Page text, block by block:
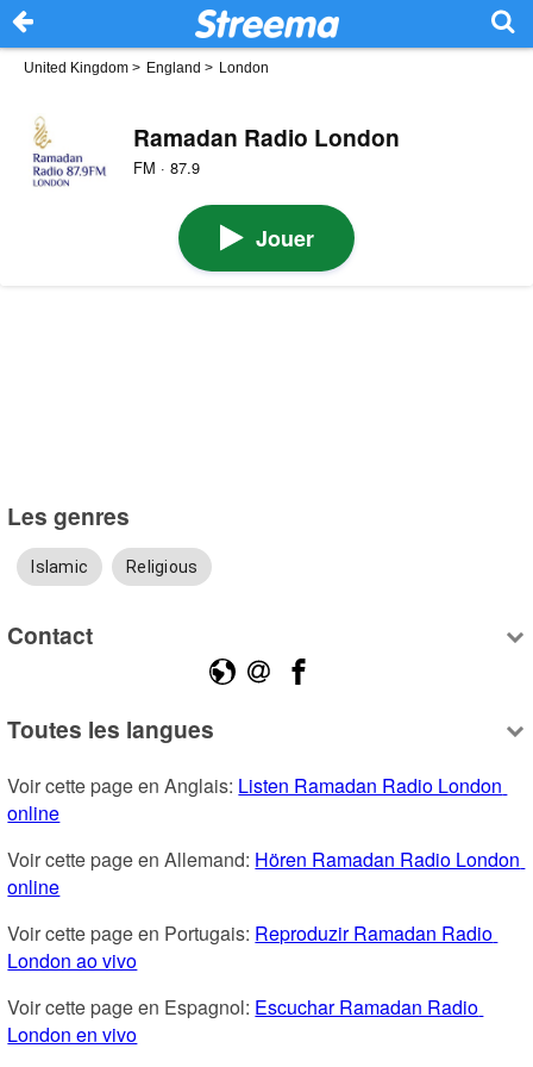
United Kingdom > England > London
Ramadan Radio London
FM · 87.9
Jouer
Les genres
Islamic Religious
Contact
Toutes les langues
Voir cette page en Anglais: Listen Ramadan Radio London
online
Voir cette page en Allemand: Hören Ramadan Radio London
online
Voir cette page en Portugais: Reproduzir Ramadan Radio
London ao vivo
Voir cette page en Espagnol: Escuchar Ramadan Radio
London en vivo